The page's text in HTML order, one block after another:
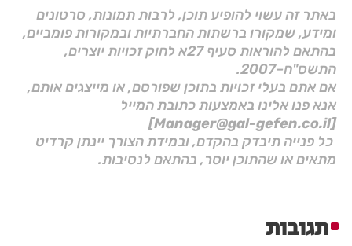
באתר זה עשוי להופיע תוכן, לרבות תמונות, סרטונים
ומידע, שמקורו ברשתות החברתיות ובמקורות פומביים,
בהתאם להוראות סעיף 27א לחוק זכויות יוצרים,
התשס"ח–2007.
אם אתם בעלי זכויות בתוכן שפורסם, או מייצגים אותם,
אנא פנו אלינו באמצעות כתובת המייל
[Manager@gal-gefen.co.il]
כל פנייה תיבדק בהקדם, ובמידת הצורך יינתן קרדיט
מתאים או שהתוכן יוסר, בהתאם לנסיבות.
תגובות